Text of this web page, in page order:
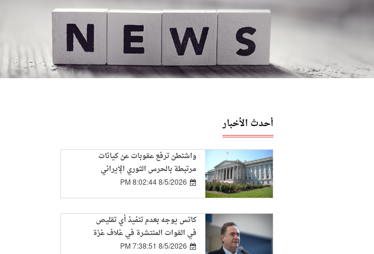
أحدث الأخبار
واشنطن ترفع عقوبات عن كيانات
مرتبطة بالحرس الثوري الإيراني
8/5/2026 8:02:44 PM
كاتس يوجه بعدم تنفيذ أي تقليص
في القوات المنتشرة في غلاف غزة
8/5/2026 7:38:51 PM